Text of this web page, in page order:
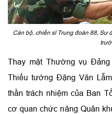
Cán bộ, chiến sĩ Trung đoàn 88, Sư
Thay mặt Thường vụ
Thiếu tướng Đặng Văn
thần trách nhiệm của Ban
cơ quan chức năng Quân